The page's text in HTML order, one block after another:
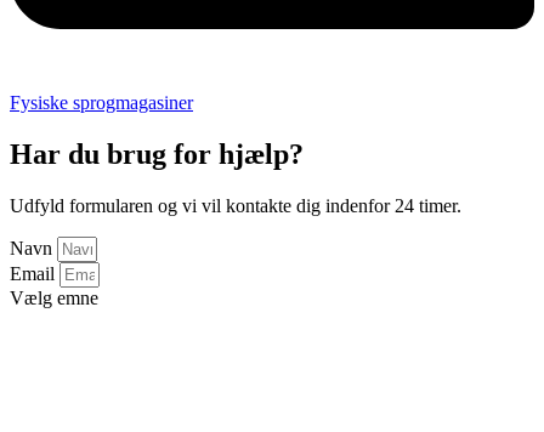
Fysiske sprogmagasiner
Har du brug for hjælp?
Udfyld formularen og vi vil kontakte dig indenfor 24 timer.
Navn
Email
Vælg emne